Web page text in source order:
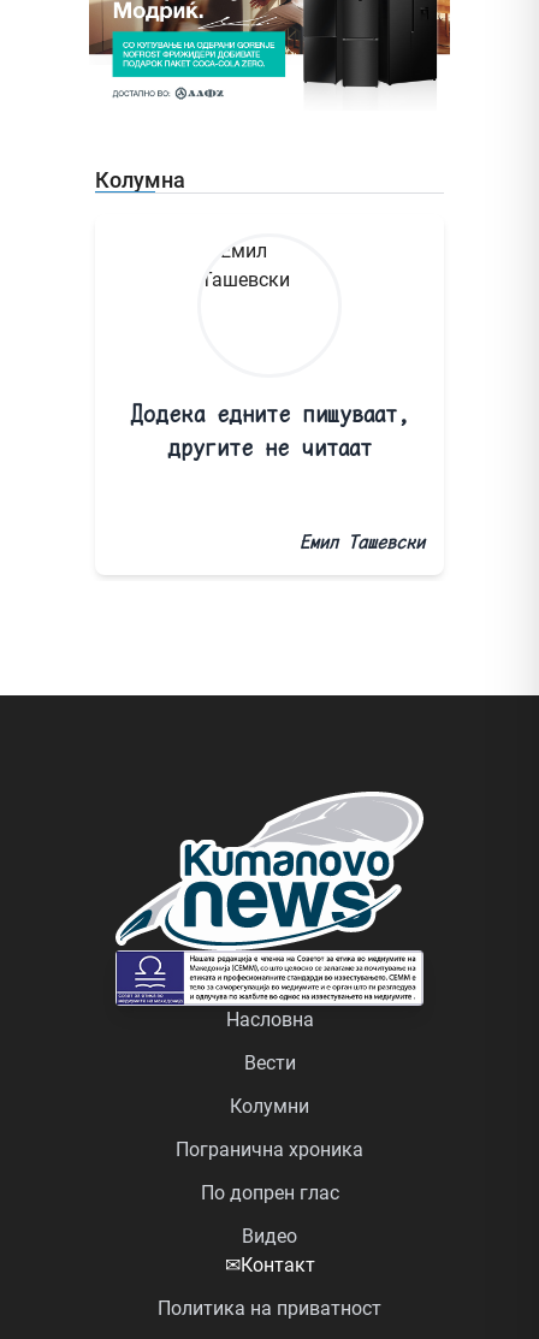
Колумна
Додека едните пишуваат,
другите не читаат
Емил Ташевски
Насловна
Вести
Колумни
Погранична хроника
По допрен глас
Видео
✉Контакт
Политика на приватност